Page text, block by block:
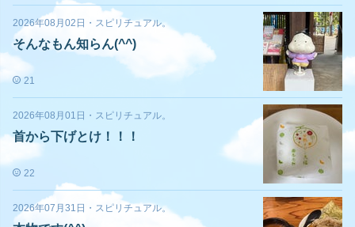
2026年08月02日 ・ スピリチュアル。
そんなもん知らん(^^)
21
2026年08月01日 ・ スピリチュアル。
首から下げとけ！！！
22
2026年07月31日 ・ スピリチュアル。